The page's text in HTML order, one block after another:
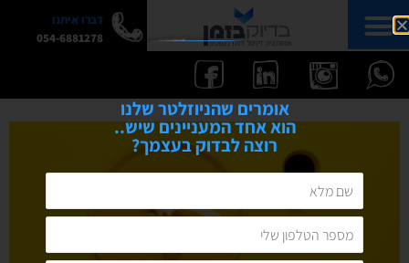
דברו איתנו
054-6881278
אומרים שהניוזלטר שלנו
הוא אחד המעניינים שיש..
רוצה לבדוק בעצמך?